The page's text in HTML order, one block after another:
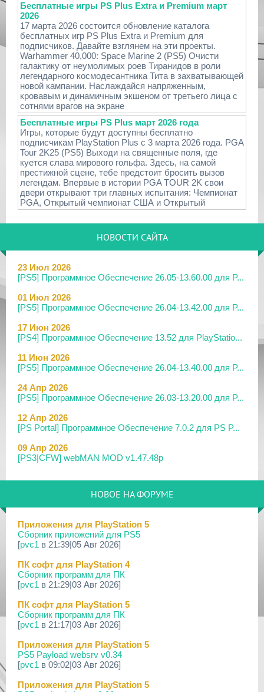
Бесплатные игры PS Plus Extra и Premium март
2026
17 марта 2026 состоится обновление каталога
бесплатных игр PS Plus Extra и Premium для
подписчиков. Давайте взглянем на эти проекты.
Warhammer 40,000: Space Marine 2 (PS5) Очисти
галактику от неумолимых роев Тиранидов в роли
легендарного космодесантника Тита в захватывающей
новой кампании. Наслаждайся напряженным,
кровавым и динамичным экшеном от третьего лица с
сотнями врагов на экране
Бесплатные игры PS Plus март 2026 года
Игры, которые будут доступны бесплатно
подписчикам PlayStation Plus с 3 марта 2026 года. PGA
Tour 2K25 (PS5) Выходи на священные поля, где
куется слава мирового гольфа. Здесь, на самой
престижной сцене, тебе предстоит бросить вызов
легендам. Впервые в истории PGA TOUR 2K свои
двери открывают три главных испытания: Чемпионат
PGA, Открытый чемпионат США и Открытый
НОВОСТИ САЙТА
23 Июл 2026
[PS5] Программное Обеспечение 26.05-13.60.00 для P...
01 Июл 2026
[PS5] Программное Обеспечение 26.04-13.42.00 для P...
17 Июн 2026
[PS4] Программное Обеспечение 13.52 для PlayStatio...
11 Июн 2026
[PS5] Программное Обеспечение 26.04-13.40.00 для P...
24 Апр 2026
[PS5] Программное Обеспечение 26.03-13.20.00 для P...
12 Апр 2026
[PS Portal] Программное Обеспечение 7.0.2 для PS P...
09 Апр 2026
[PS3|CFW] webMAN MOD v1.47.48p
19 Мар 2026
18 Мар 2026
[PS3] Программное Обеспечение 4.93 для PlayStation...
17 Мар 2026
[PS4] Программное Обеспечение 13.50 для PlayStatio...
[PS5] Программное Обеспечение 26.02-13.00.00 для P...
19 Фев 2026
02 Фев 2026
[PS3|CFW/Android] Movian M7 7.0.235/236
29 Янв 2026
НОВОЕ НА ФОРУМЕ
Приложения для PlayStation 5
Сборник приложений для PS5
[pvc1 в 21:39|05 Авг 2026]
ПК софт для PlayStation 4
Сборник программ для ПК
[pvc1 в 21:29|03 Авг 2026]
ПК софт для PlayStation 5
Сборник программ для ПК
[pvc1 в 21:17|03 Авг 2026]
Приложения для PlayStation 5
PS5 Payload websrv v0.34
[pvc1 в 09:02|03 Авг 2026]
Приложения для PlayStation 5